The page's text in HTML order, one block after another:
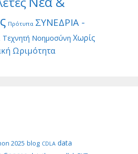
Πρότυπα ΣΥΝΕΔΡΙΑ -
Τεχνητή Νοημοσύνη Χωρίς
Ωριμότητα
2025 blog CDLA data